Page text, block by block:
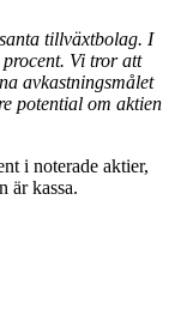
tillväxtbolag. I
Vi tror att
avkastningsmålet
potential om aktien
i noterade aktier,
är kassa.